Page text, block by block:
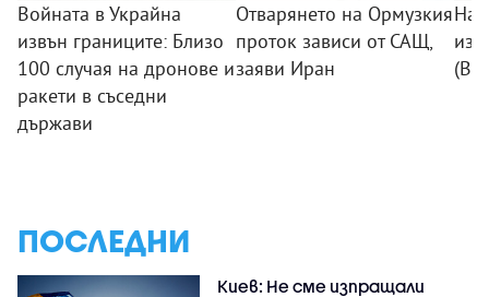
Войната в Украйна
извън границите: Близо
100 случая на дронове и
ракети в съседни
държави
Отварянето на Ормузкия
проток зависи от САЩ,
заяви Иран
ПОСЛЕДНИ
Киев: Не сме изпращали